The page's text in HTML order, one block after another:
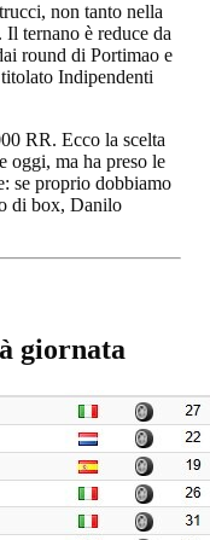
non tanto nella
ternano è reduce da
round di Portimao e
Indipendenti
RR. Ecco la scelta
oggi, ma ha preso le
se proprio dobbiamo
di box, Danilo
giornata